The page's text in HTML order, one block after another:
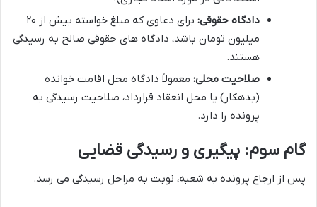
دادگاه حقوقی:
برای دعاوی که مبلغ خواسته بیش از ۲۰
میلیون تومان باشد، دادگاه های حقوقی صالح به رسیدگی
هستند.
صلاحیت محلی: معمولاً دادگاه محل اقامت خوانده
(بدهکار) یا محل انعقاد قرارداد، صلاحیت رسیدگی به
پرونده را دارد.
گام سوم: پیگیری و رسیدگی قضایی
پس از ارجاع پرونده به شعبه، نوبت به مراحل رسیدگی می رسد.